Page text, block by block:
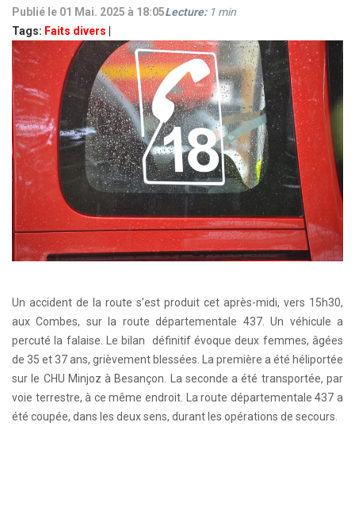
Publié le 01 Mai. 2025 à 18:05
Tags: Faits divers
Lecture: 1 min
Un accident de la route s’est produit cet après-midi, vers 15h30,
aux Combes, sur la route départementale 437. Un véhicule a
percuté la falaise. Le bilan définitif évoque deux femmes, âgées
de 35 et 37 ans, grièvement blessées. La première a été héliportée
sur le CHU Minjoz à Besançon. La seconde a été transportée, par
voie terrestre, à ce même endroit. La route départementale 437 a
été coupée, dans les deux sens, durant les opérations de secours.